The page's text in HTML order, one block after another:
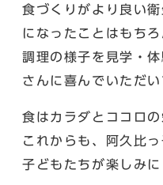
食づくりがより良い
になったことはもち
調理の様子を見学・
さんに喜んでいただい
食はカラダとココロの
これからも、阿久比
子どもたちが楽しみ